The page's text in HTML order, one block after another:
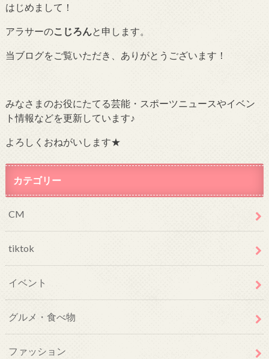
はじめまして！
アラサーのこじろんと申します。
当ブログをご覧いただき、ありがとうございます！
みなさまのお役にたてる芸能・スポーツニュースやイベン
ト情報などを更新しています♪
よろしくおねがいします★
カテゴリー
CM
tiktok
イベント
グルメ・食べ物
ファッション